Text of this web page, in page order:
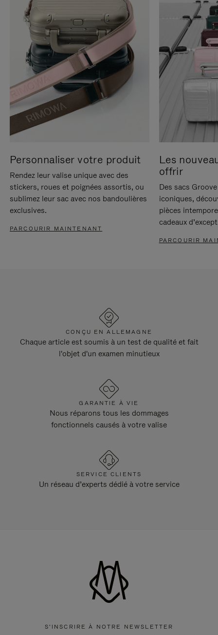
Personnaliser votre produit
Rendez leur valise unique avec des
stickers, roues et poignées assortis, ou
sublimez leur sac avec nos bandoulières
exclusives.
PARCOURIR MAINTENANT
Les
offrir
Des sacs
iconiques,
pièces
cadeaux
PARCOURIR
CONÇU EN ALLEMAGNE
Chaque article est soumis à un test de qualité et fait
l'objet d'un examen minutieux
GARANTIE À VIE
Nous réparons tous les dommages
fonctionnels causés à votre valise
SERVICE CLIENTS
Un réseau d’experts dédié à votre service
S'INSCRIRE À NOTRE NEWSLETTER